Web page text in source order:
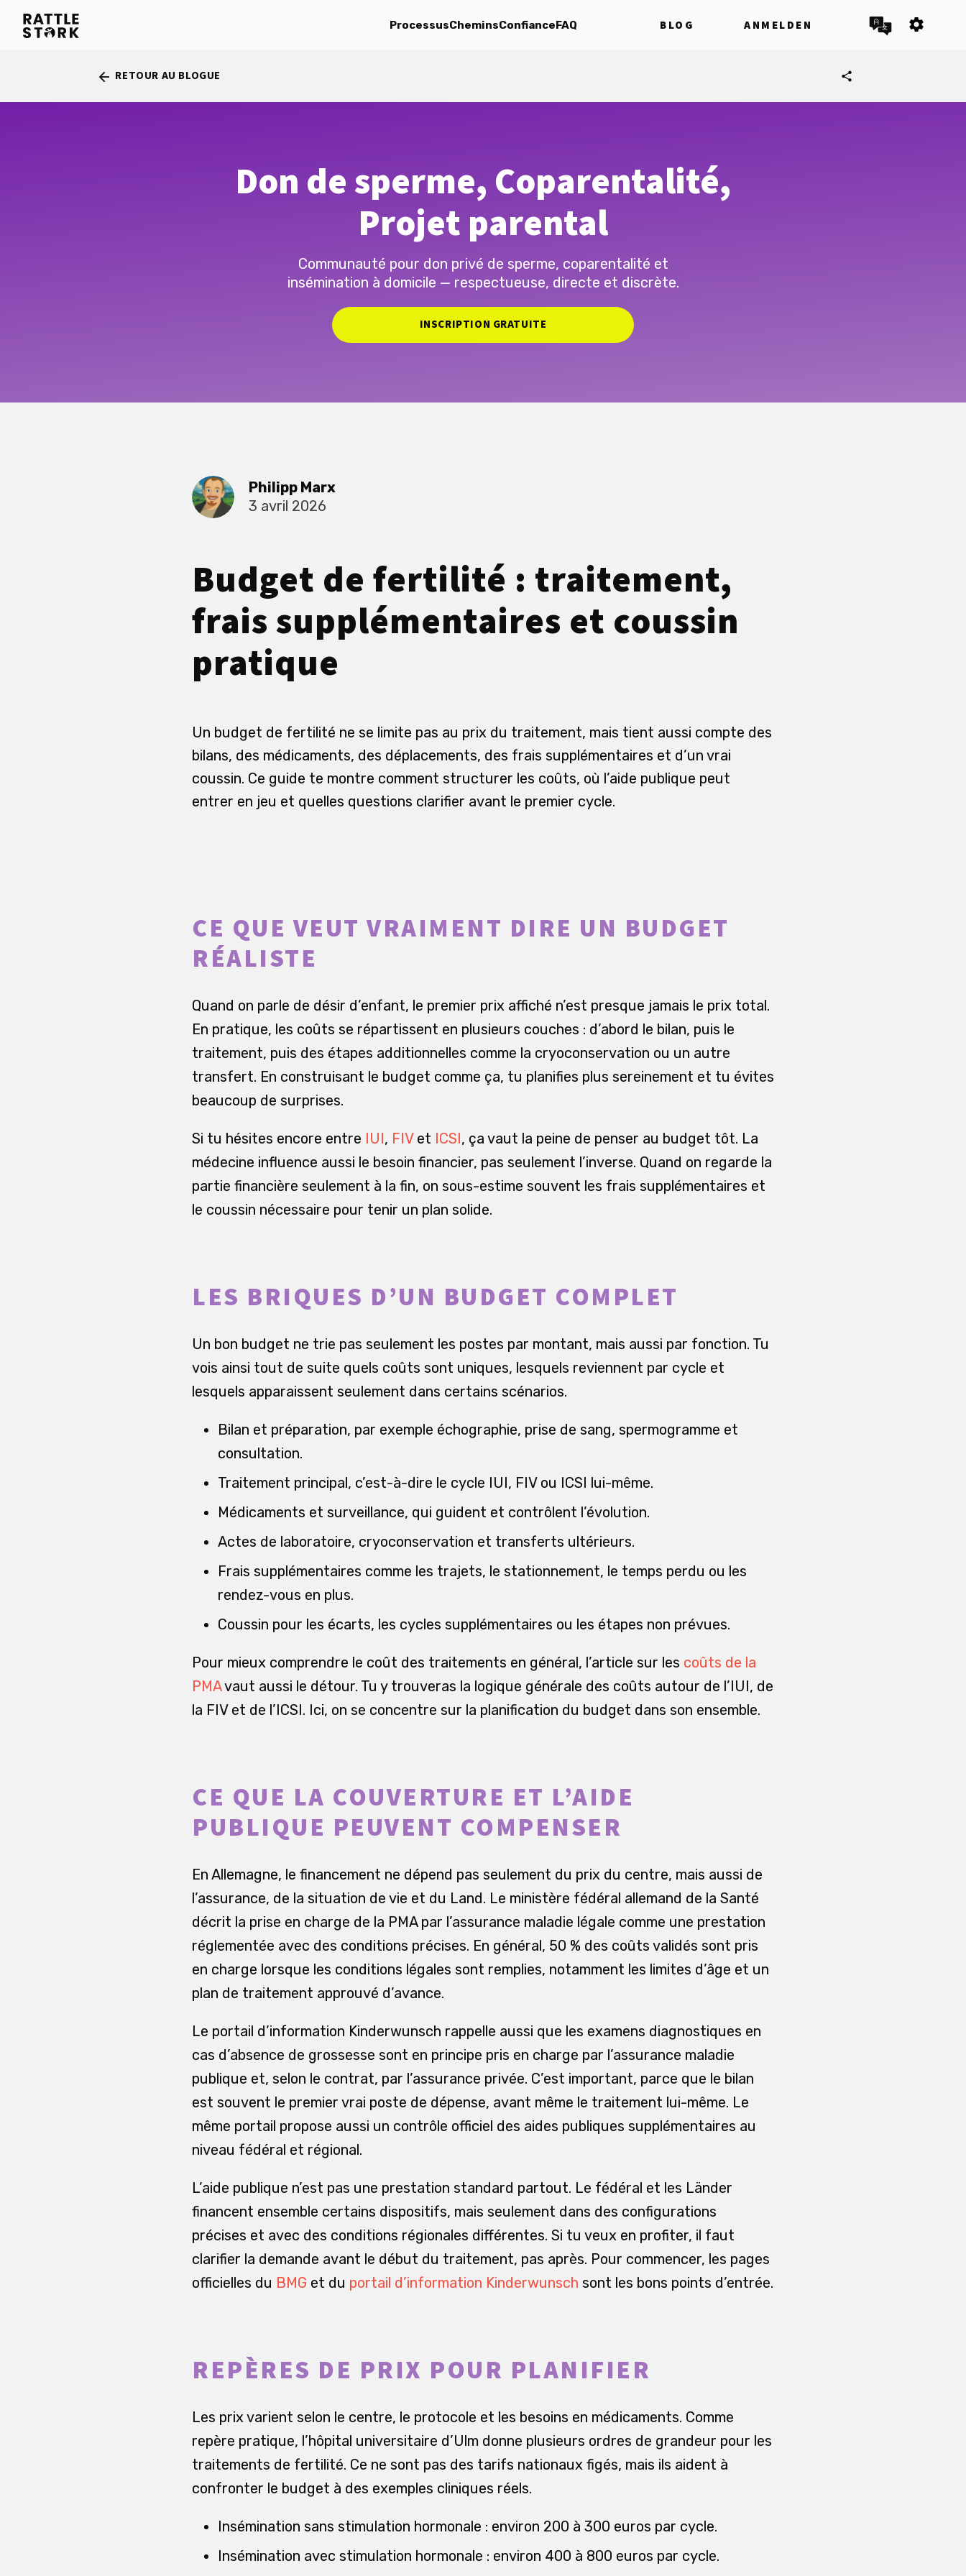
ProcessusCheminsConfianceFAQ BLOG ANMELDEN settings
arrow_back RETOUR AU BLOGUE share
Don de sperme, Coparentalité,
Projet parental
Communauté pour don privé de sperme, coparentalité et
insémination à domicile — respectueuse, directe et discrète.
INSCRIPTION GRATUITE
Philipp Marx
3 avril 2026
Budget de fertilité : traitement,
frais supplémentaires et coussin
pratique
Un budget de fertilité ne se limite pas au prix du traitement, mais tient aussi compte des
bilans, des médicaments, des déplacements, des frais supplémentaires et d’un vrai
coussin. Ce guide te montre comment structurer les coûts, où l’aide publique peut
entrer en jeu et quelles questions clarifier avant le premier cycle.
CE QUE VEUT VRAIMENT DIRE UN BUDGET
RÉALISTE
Quand on parle de désir d’enfant, le premier prix affiché n’est presque jamais le prix total.
En pratique, les coûts se répartissent en plusieurs couches : d’abord le bilan, puis le
traitement, puis des étapes additionnelles comme la cryoconservation ou un autre
transfert. En construisant le budget comme ça, tu planifies plus sereinement et tu évites
beaucoup de surprises.
Si tu hésites encore entre IUI, FIVet ICSI, ça vaut la peine de penser au budget tôt. La
médecine influence aussi le besoin financier, pas seulement l’inverse. Quand on regarde la
partie financière seulement à la fin, on sous-estime souvent les frais supplémentaires et
le coussin nécessaire pour tenir un plan solide.
LES BRIQUES D’UN BUDGET COMPLET
Un bon budget ne trie pas seulement les postes par montant, mais aussi par fonction. Tu
vois ainsi tout de suite quels coûts sont uniques, lesquels reviennent par cycle et
lesquels apparaissent seulement dans certains scénarios.
Bilan et préparation, par exemple échographie, prise de sang, spermogramme et
consultation.
Traitement principal, c’est-à-dire le cycle IUI, FIV ou ICSI lui-même.
Médicaments et surveillance, qui guident et contrôlent l’évolution.
Actes de laboratoire, cryoconservation et transferts ultérieurs.
Frais supplémentaires comme les trajets, le stationnement, le temps perdu ou les
rendez-vous en plus.
Coussin pour les écarts, les cycles supplémentaires ou les étapes non prévues.
Pour mieux comprendre le coût des traitements en général, l’article sur les coûts de la
PMAvaut aussi le détour. Tu y trouveras la logique générale des coûts autour de l’IUI, de
la FIV et de l’ICSI. Ici, on se concentre sur la planification du budget dans son ensemble.
CE QUE LA COUVERTURE ET L’AIDE
PUBLIQUE PEUVENT COMPENSER
En Allemagne, le financement ne dépend pas seulement du prix du centre, mais aussi de
l’assurance, de la situation de vie et du Land. Le ministère fédéral allemand de la Santé
décrit la prise en charge de la PMA par l’assurance maladie légale comme une prestation
réglementée avec des conditions précises. En général, 50 % des coûts validés sont pris
en charge lorsque les conditions légales sont remplies, notamment les limites d’âge et un
plan de traitement approuvé d’avance.
Le portail d’information Kinderwunsch rappelle aussi que les examens diagnostiques en
cas d’absence de grossesse sont en principe pris en charge par l’assurance maladie
publique et, selon le contrat, par l’assurance privée. C’est important, parce que le bilan
est souvent le premier vrai poste de dépense, avant même le traitement lui-même. Le
même portail propose aussi un contrôle officiel des aides publiques supplémentaires au
niveau fédéral et régional.
L’aide publique n’est pas une prestation standard partout. Le fédéral et les Länder
financent ensemble certains dispositifs, mais seulement dans des configurations
précises et avec des conditions régionales différentes. Si tu veux en profiter, il faut
clarifier la demande avant le début du traitement, pas après. Pour commencer, les pages
officielles du BMG et du portail d’information Kinderwunsch sont les bons points d’entrée.
REPÈRES DE PRIX POUR PLANIFIER
Les prix varient selon le centre, le protocole et les besoins en médicaments. Comme
repère pratique, l’hôpital universitaire d’Ulm donne plusieurs ordres de grandeur pour les
traitements de fertilité. Ce ne sont pas des tarifs nationaux figés, mais ils aident à
confronter le budget à des exemples cliniques réels.
Insémination sans stimulation hormonale : environ 200 à 300 euros par cycle.
Insémination avec stimulation hormonale : environ 400 à 800 euros par cycle.